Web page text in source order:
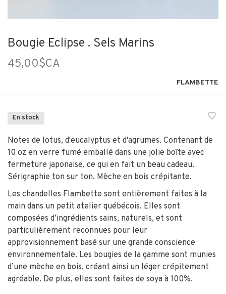
Bougie Eclipse . Sels Marins
45,00$CA
FLAMBETTE
En stock
Notes de lotus, d'eucalyptus et d'agrumes. Contenant de
10 oz en verre fumé emballé dans une jolie boîte avec
fermeture japonaise, ce qui en fait un beau cadeau.
Sérigraphie ton sur ton. Mèche en bois crépitante.
Les chandelles Flambette sont entièrement faites à la
main dans un petit atelier québécois. Elles sont
composées d’ingrédients sains, naturels, et sont
particulièrement reconnues pour leur
approvisionnement basé sur une grande conscience
environnementale. Les bougies de la gamme sont munies
d’une mèche en bois, créant ainsi un léger crépitement
agréable. De plus, elles sont faites de soya à 100%.